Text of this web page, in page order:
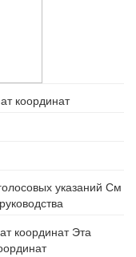
координат
указаний См
координат Эта